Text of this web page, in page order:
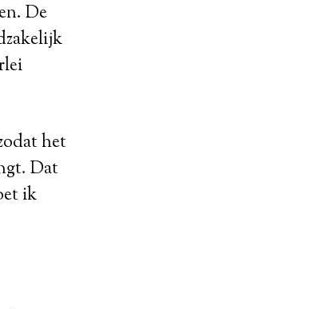
De
het
Dat
ik